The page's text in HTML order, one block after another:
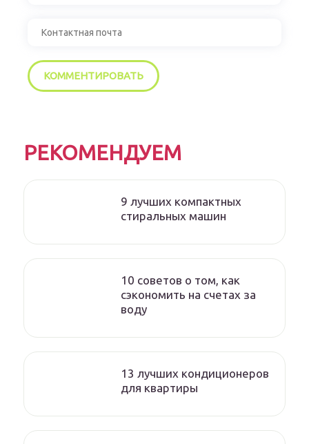
РЕКОМЕНДУЕМ
9 лучших компактных
стиральных машин
10 советов о том, как
сэкономить на счетах за
воду
13 лучших кондиционеров
для квартиры